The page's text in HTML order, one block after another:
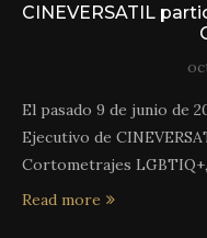
CINEVERSATIL
El pasado 9 de junio de
Ejecutivo de
Cortometrajes
Read more